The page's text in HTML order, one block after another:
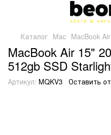
Каталог Mac MacBook Air
MacBook Air 15"
512gb SSD
Артикул: MQKV3 Оставить